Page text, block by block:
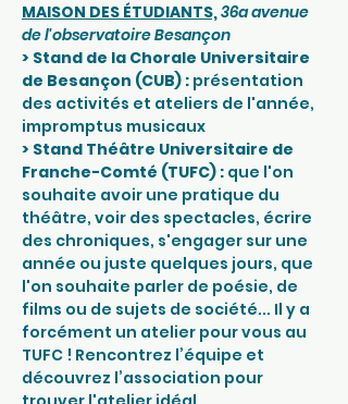
MAISON DES ÉTUDIANTS,36a avenue
de l'observatoire Besançon
> Stand de la Chorale Universitaire
de Besançon (CUB) : présentation
des activités et ateliers de l'année,
impromptus musicaux
> Stand Théâtre Universitaire de
Franche-Comté (TUFC) : que l'on
souhaite avoir une pratique du
théâtre, voir des spectacles, écrire
des chroniques, s'engager sur une
année ou juste quelques jours, que
l'on souhaite parler de poésie, de
films ou de sujets de société... Il y a
forcément un atelier pour vous au
TUFC ! Rencontrez l’équipe et
découvrez l’association pour